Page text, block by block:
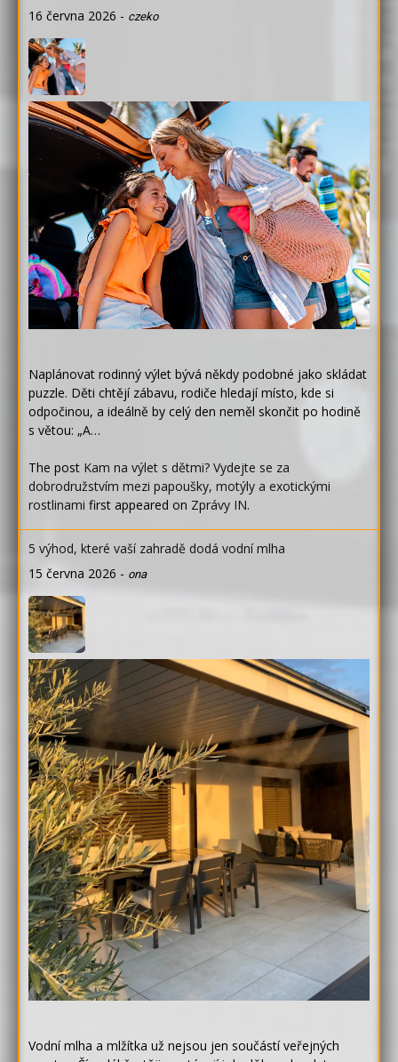
16 června 2026 - czeko
Naplánovat rodinný výlet bývá někdy podobné jako skládat
puzzle. Děti chtějí zábavu, rodiče hledají místo, kde si
odpočinou, a ideálně by celý den neměl skončit po hodině
s větou: „A…
The post Kam na výlet s dětmi? Vydejte se za
dobrodružstvím mezi papoušky, motýly a exotickými
rostlinami first appeared on Zprávy IN.
5 výhod, které vaší zahradě dodá vodní mlha
15 června 2026 - ona
Vodní mlha a mlžítka už nejsou jen součástí veřejných